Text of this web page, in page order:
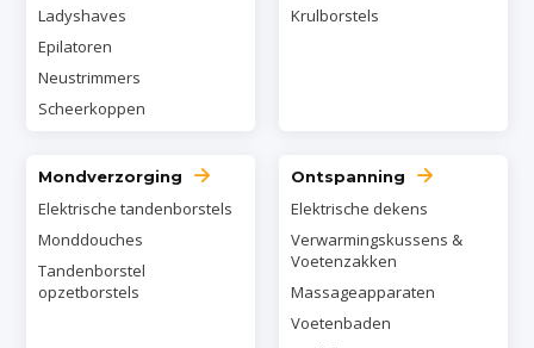
Ladyshaves
Epilatoren
Neustrimmers
Scheerkoppen
Krulborstels
Mondverzorging
Elektrische tandenborstels
Monddouches
Tandenborstel
opzetborstels
Ontspanning
Elektrische dekens
Verwarmingskussens &
Voetenzakken
Massageapparaten
Voetenbaden